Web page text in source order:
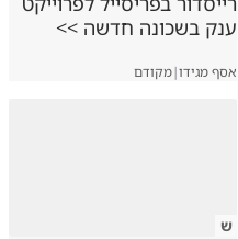
ענק בשכונה חדשה >>
אסף מגידו|מקודם
ש